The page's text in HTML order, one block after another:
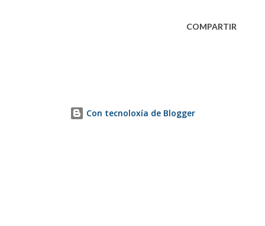
COMPARTIR
Con tecnoloxía de Blogger